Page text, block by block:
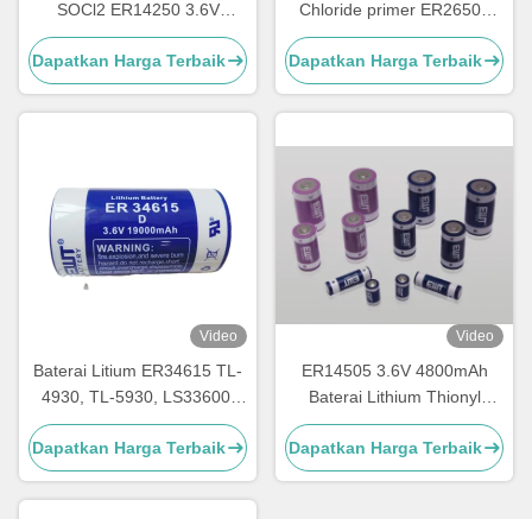
SOCl2 ER14250 3.6V
1200mAh 1/2AA TL-4902,
TLL-5902, LS14250, XL-
050F, SB-AA02, PT-2150
Dapatkan Harga Terbaik
Chloride primer ER26500
3.6V 8500mAh LSH14
Baterai Lithium
Dapatkan Harga Terbaik
Video
Baterai Litium ER34615 TL-
4930, TL-5930, LS33600,
LS33600C, XL-200F, XL-
205F, SB-D01, SB-D02, PT-
2300
Dapatkan Harga Terbaik
Video
ER14505 3.6V 4800mAh
Baterai Lithium Thionyl
Chloride
Dapatkan Harga Terbaik